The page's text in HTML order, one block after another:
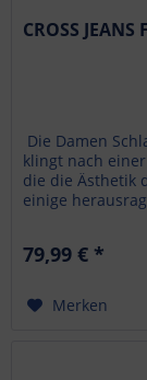
CROSS
Die Damen
klingt nach
die die Ästhetik
einige
79,99 € *
Merken